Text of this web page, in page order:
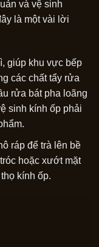
và vệ sinh
là một vài lời
giúp khu vực bếp
các chất tẩy rửa
rửa bát pha loãng
sinh kính ốp phải
ráp để trà lên bề
hoặc xướt mặt
kính ốp.